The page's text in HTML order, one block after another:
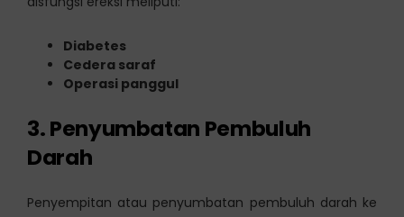
Diabetes
Cedera saraf
Operasi panggul
3. Penyumbatan Pembuluh
Darah
Penyempitan atau penyumbatan pembuluh darah ke